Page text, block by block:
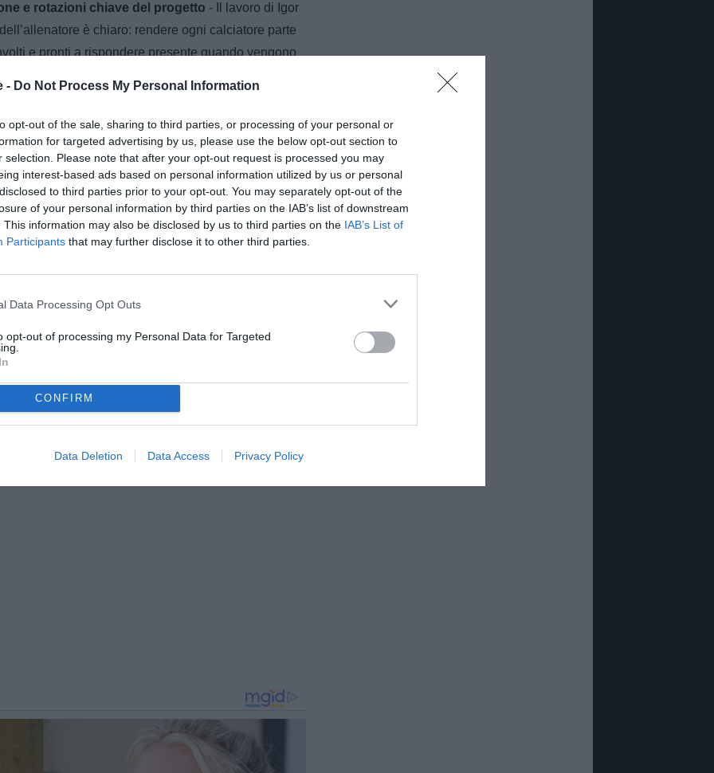
- Do Not Process My Personal Information
opt-out of the sale, sharing to third parties, or processing of your personal or
for targeted advertising by us, please use the below opt-out section to
selection. Please note that after your opt-out request is processed you may
interest-based ads based on personal information utilized by us or personal
to third parties prior to your opt-out. You may separately opt-out of the
of your personal information by third parties on the IAB’s list of downstream
This information may also be disclosed by us to third parties on the IAB’s List of
Participants that may further disclose it to other third parties.
Data Processing Opt Outs
opt-out of processing my Personal Data for Targeted
CONFIRM
Data Deletion Data Access Privacy Policy
e rotazioni chiave del progetto - Il lavoro di Igor
è chiaro: rendere ogni calciatore parte
e pronti a rispondere presente quando vengono
questa filosofia può funzionare: se tutti i giocatori
possibile affrontare con successo anche le sfide più
le rotazioni -
Dalla prossima settimana,
due partite a settimana, sarà fondamentale gestire
indispensabili, e ogni giocatore dovrà farsi
alto livello.
dal 2009, dove segue quotidianamente l’attualità della
e approfondimenti dedicati al mondo bianconero. Opinionista
collabora inoltre con diverse realtà legate